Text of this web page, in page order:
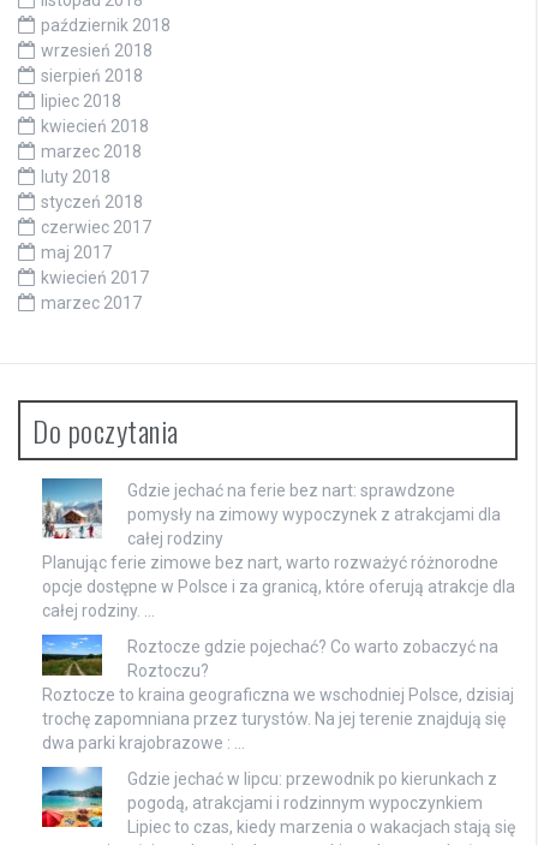
październik 2018
wrzesień 2018
sierpień 2018
lipiec 2018
kwiecień 2018
marzec 2018
luty 2018
styczeń 2018
czerwiec 2017
maj 2017
kwiecień 2017
marzec 2017
Do poczytania
Gdzie jechać na ferie bez nart: sprawdzone
pomysły na zimowy wypoczynek z atrakcjami dla
całej rodziny
Planując ferie zimowe bez nart, warto rozważyć różnorodne
opcje dostępne w Polsce i za granicą, które oferują atrakcje dla
całej rodziny. …
Roztocze gdzie pojechać? Co warto zobaczyć na
Roztoczu?
Roztocze to kraina geograficzna we wschodniej Polsce, dzisiaj
trochę zapomniana przez turystów. Na jej terenie znajdują się
dwa parki krajobrazowe : …
Gdzie jechać w lipcu: przewodnik po kierunkach z
pogodą, atrakcjami i rodzinnym wypoczynkiem
Lipiec to czas, kiedy marzenia o wakacjach stają się